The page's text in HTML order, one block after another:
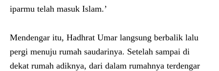
iparmu telah masuk Islam.’
Mendengar itu, Hadhrat Umar langsung berbalik lalu
pergi menuju rumah saudarinya. Setelah sampai di
dekat rumah adiknya, dari dalam rumahnya terdengar